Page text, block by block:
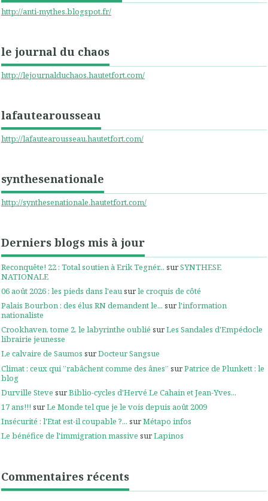
http://anti-mythes.blogspot.fr/
le journal du chaos
http://lejournalduchaos.hautetfort.com/
lafautearousseau
http://lafautearousseau.hautetfort.com/
synthesenationale
http://synthesenationale.hautetfort.com/
Derniers blogs mis à jour
Reconquête! 22 : Total soutien à Erik Tegnér... surSYNTHESE
NATIONALE
06 août 2026 : les pieds dans l'eausurle croquis de côté
Palais Bourbon : des élus RN demandent le... surl'information
nationaliste
Crookhaven, tome 2, le labyrinthe oublié surLes Sandales d'Empédocle
librairie jeunesse
Le calvaire de Saumos surDocteur Sangsue
Climat : ceux qui ”rabâchent comme des ânes” surPatrice de Plunkett : le
blog
Durville Steve surBiblio-cycles d'Hervé Le Cahain et Jean-Yves...
17 ans!!! surLe Monde tel que je le vois depuis août 2009
Insécurité : l'Etat est-il coupable ?... surMétapo infos
Le bénéfice de l'immigration massive surLapinos
Commentaires récents